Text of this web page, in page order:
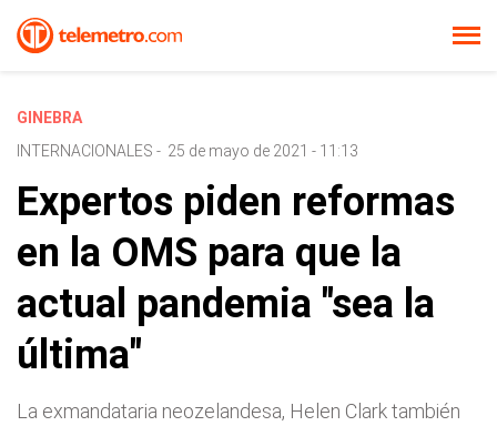
GINEBRA
INTERNACIONALES - 25 de mayo de 2021 - 11:13
Expertos piden reformas
en la OMS para que la
actual pandemia "sea la
última"
La exmandataria neozelandesa, Helen Clark también